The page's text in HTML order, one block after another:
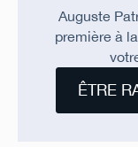
Auguste
première à
ÊTRE